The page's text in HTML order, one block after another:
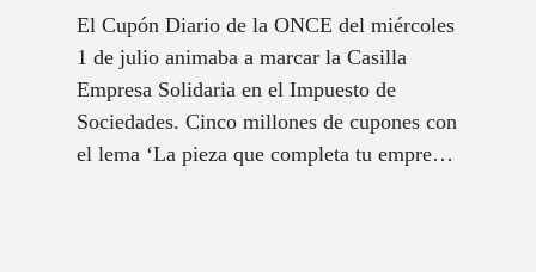
El Cupón Diario de la ONCE del miércoles
1 de julio animaba a marcar la Casilla
Empresa Solidaria en el Impuesto de
Sociedades. Cinco millones de cupones con
el lema ‘La pieza que completa tu empresa’